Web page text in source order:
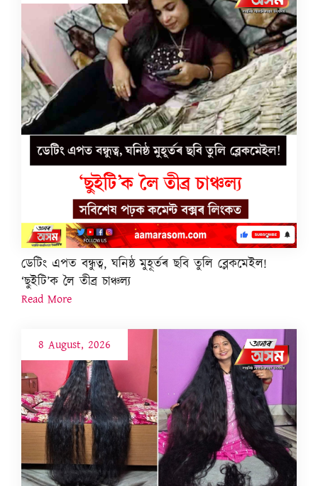
ডেটিং এপত বন্ধুত্ব, ঘনিষ্ঠ মুহূৰ্তৰ ছবি তুলি ব্লেকমেইল!
‘ছুইটি’ক লৈ তীব্ৰ চাঞ্চল্য
Read More
8 August, 2026